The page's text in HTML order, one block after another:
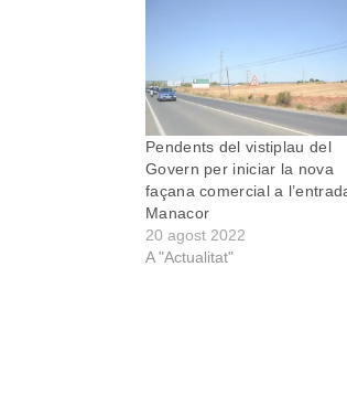
Pendents del vistiplau del
Govern per iniciar la nova
façana comercial a
Manacor
20 agost 2022
A "Actualitat"